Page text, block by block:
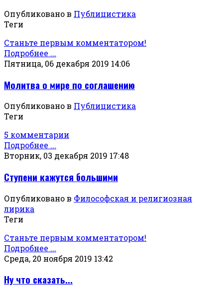
Опубликовано в Публицистика
Теги
Станьте первым комментатором!
Подробнее ...
Пятница, 06 декабря 2019 14:06
Молитва о мире по соглашению
Опубликовано в Публицистика
Теги
5 комментарии
Подробнее ...
Вторник, 03 декабря 2019 17:48
Ступени кажутся большими
Опубликовано в Философская и религиозная
лирика
Теги
Станьте первым комментатором!
Подробнее ...
Среда, 20 ноября 2019 13:42
Ну что сказать...